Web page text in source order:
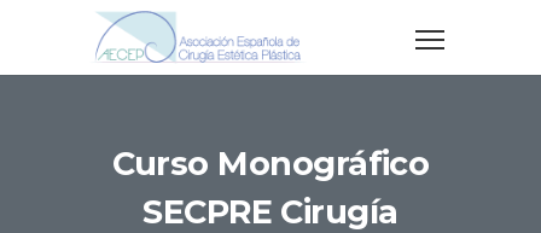
Curso Monográfico
SECPRE Cirugía